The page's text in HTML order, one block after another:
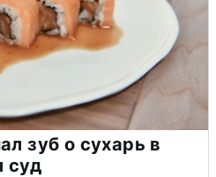
зуб о сухарь в
суд